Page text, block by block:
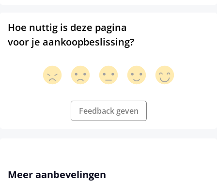
Hoe nuttig is deze pagina
voor je aankoopbeslissing?
Feedback geven
Productgalerij overslaan
Meer aanbevelingen